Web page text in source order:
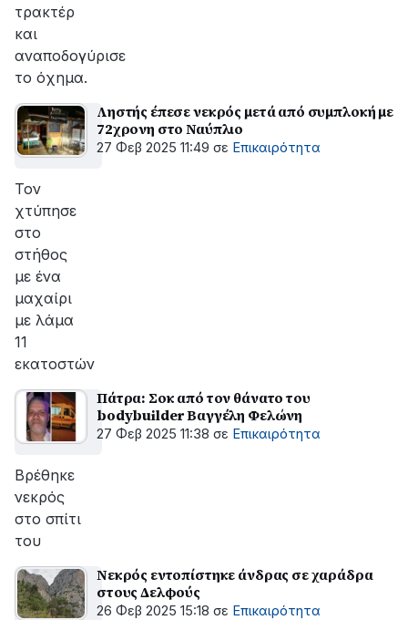
τρακτέρ
και
αναποδογύρισε
το όχημα.
Ληστής έπεσε νεκρός μετά από συμπλοκή με
72χρονη στο Ναύπλιο
27 Φεβ 2025 11:49 σε Επικαιρότητα
Τον
χτύπησε
στο
στήθος
με ένα
μαχαίρι
με λάμα
11
εκατοστών
Πάτρα: Σοκ από τον θάνατο του
bodybuilder Βαγγέλη Φελώνη
27 Φεβ 2025 11:38 σε Επικαιρότητα
Βρέθηκε
νεκρός
στο σπίτι
του
Νεκρός εντοπίστηκε άνδρας σε χαράδρα
στους Δελφούς
26 Φεβ 2025 15:18 σε Επικαιρότητα